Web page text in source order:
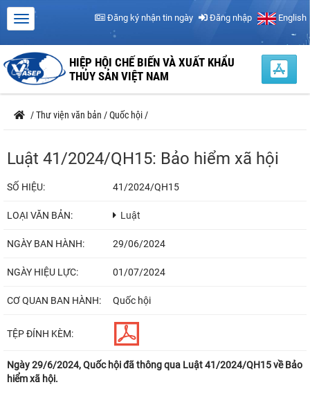
Đăng ký nhận tin ngày Đăng nhập English
HIỆP HỘI CHẾ BIẾN VÀ XUẤT KHẨU
THỦY SẢN VIỆT NAM
/Thư viện văn bản /Quốc hội /
Luật 41/2024/QH15: Bảo hiểm xã hội
SỐ HIỆU: 41/2024/QH15
LOẠI VĂN BẢN: Luật
NGÀY BAN HÀNH: 29/06/2024
NGÀY HIỆU LỰC: 01/07/2024
CƠ QUAN BAN HÀNH: Quốc hội
TỆP ĐÍNH KÈM:
Ngày 29/6/2024, Quốc hội đã thông qua Luật 41/2024/QH15 về Bảo
hiểm xã hội.